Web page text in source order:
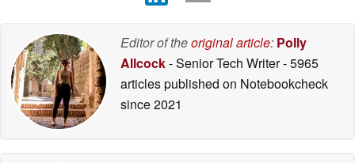
Editor of theoriginal article: Polly
Allcock- Senior Tech Writer- 5965
articles published on Notebookcheck
since 2021